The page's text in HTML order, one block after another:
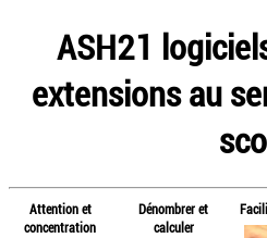
ASH21
extensions au
Attention et
concentration
Dénombrer et
calculer